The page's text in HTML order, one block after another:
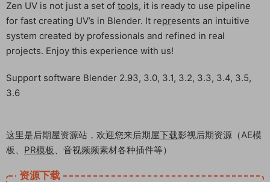
Zen UV is not just a set of tools, it is ready to use pipeline
for fast creating UV’s in Blender. It represents an intuitive
system created by professionals and refined in real
projects. Enjoy this experience with us!
Support software Blender 2.93, 3.0, 3.1, 3.2, 3.3, 3.4, 3.5,
3.6
这里是后期屋资源站，欢迎您来后期屋下载影视后期资源（AE模
板、 PR模板 、音视频频素材各种插件等）
资源下载